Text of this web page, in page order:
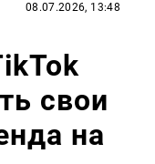
08.07.2026, 13:48
свои
на